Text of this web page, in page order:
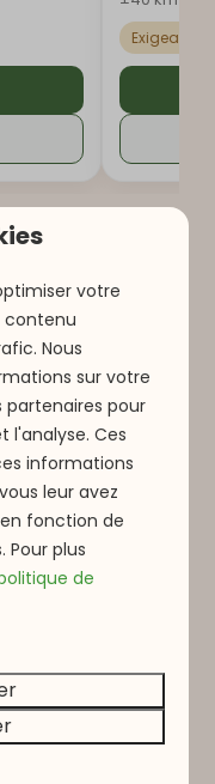
Exigeant
Tour B
votre
contenu
Nous
sur votre
pour
l'analyse. Ces
informations
leur avez
fonction de
Pour plus
de